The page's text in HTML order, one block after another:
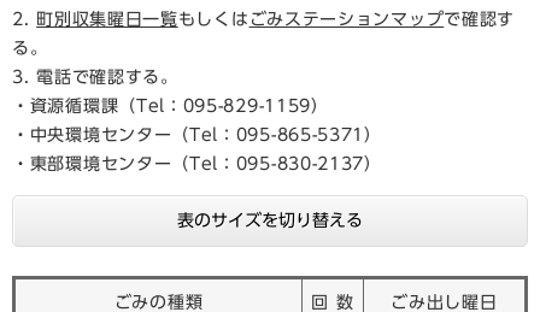
2.
町別収集曜日一覧もしくは ごみステーションマップで確認す
る。
3. 電話で確認する。
・資源循環課（Tel：095-829-1159）
・中央環境センター（Tel：095-865-5371）
・東部環境センター（Tel：095-830-2137）
表のサイズを切り替える
ごみの種類 回 数 ごみ出し曜日